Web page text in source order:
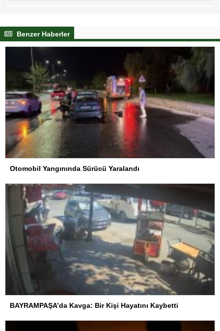
Benzer Haberler
Otomobil Yangınında Sürücü Yaralandı
BAYRAMPAŞA’da Kavga: Bir Kişi Hayatını Kaybetti